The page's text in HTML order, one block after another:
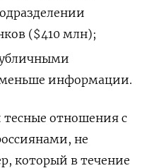
($410 млн);
информации.
отношения с
не
который в течение